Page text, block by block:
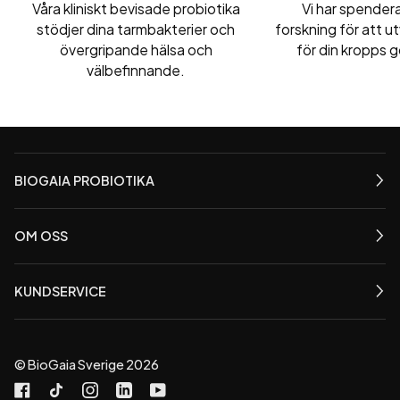
Våra kliniskt bevisade probiotika
stödjer dina tarmbakterier och
övergripande hälsa och
välbefinnande.
Vi har
forskning för att
för din kropps
BIOGAIA PROBIOTIKA
OM OSS
KUNDSERVICE
©BioGaia Sverige2026